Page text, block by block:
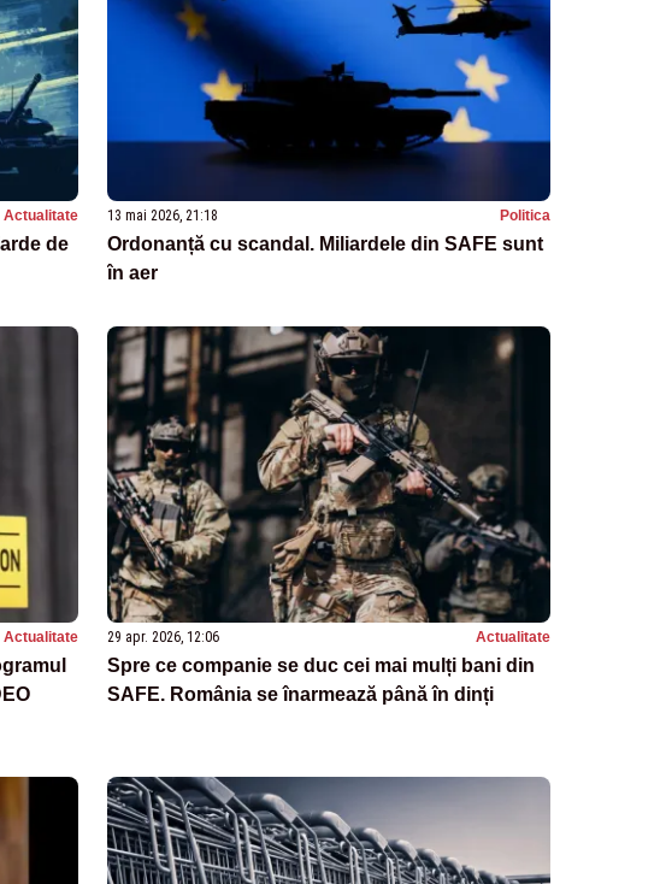
Actualitate
de
13 mai 2026, 21:18 Politica
Ordonanță cu scandal. Miliardele din SAFE sunt
în aer
Actualitate 29 apr. 2026, 12:06 Actualitate
Spre ce companie se duc cei mai mulți bani din
SAFE. România se înarmează până în dinți